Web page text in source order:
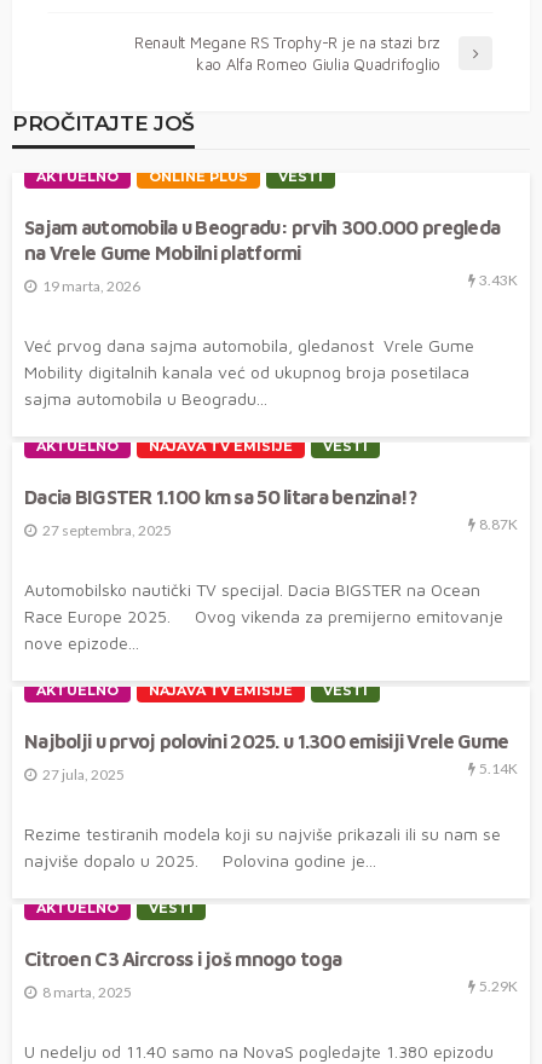
Renault Megane RS Trophy-R je na stazi brz
kao Alfa Romeo Giulia Quadrifoglio
PROČITAJTE JOŠ
AKTUELNO ONLINE PLUS VESTI
Sajam automobila u Beogradu: prvih 300.000 pregleda
na Vrele Gume Mobilni platformi
19 marta, 2026 3.43K
Već prvog dana sajma automobila, gledanost Vrele Gume
Mobility digitalnih kanala već od ukupnog broja posetilaca
sajma automobila u Beogradu...
AKTUELNO NAJAVA TV EMISIJE VESTI
Dacia BIGSTER 1.100 km sa 50 litara benzina!?
27 septembra, 2025 8.87K
Automobilsko nautički TV specijal. Dacia BIGSTER na Ocean
Race Europe 2025. Ovog vikenda za premijerno emitovanje
nove epizode...
AKTUELNO NAJAVA TV EMISIJE VESTI
Najbolji u prvoj polovini 2025. u 1.300 emisiji Vrele Gume
27 jula, 2025 5.14K
Rezime testiranih modela koji su najviše prikazali ili su nam se
najviše dopalo u 2025. Polovina godine je...
AKTUELNO VESTI
Citroen C3 Aircross i još mnogo toga
8 marta, 2025 5.29K
U nedelju od 11.40 samo na NovaS pogledajte 1.380 epizodu